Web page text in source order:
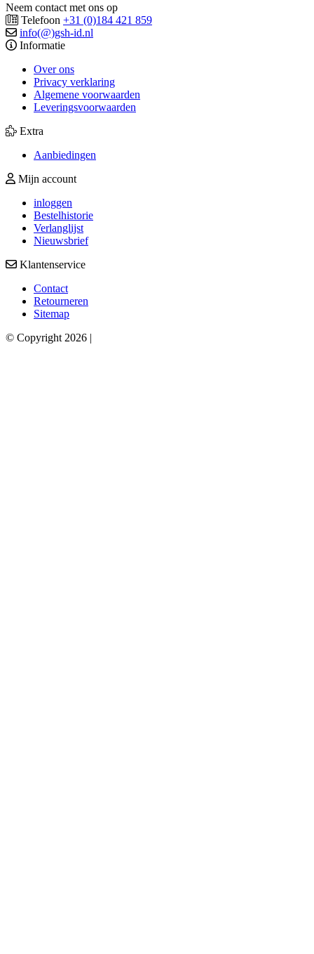
Neem contact met ons op
Telefoon +31 (0)184 421 859
info(@)gsh-id.nl
Informatie
Over ons
Privacy verklaring
Algemene voorwaarden
Leveringsvoorwaarden
Extra
Aanbiedingen
Mijn account
inloggen
Bestelhistorie
Verlanglijst
Nieuwsbrief
Klantenservice
Contact
Retourneren
Sitemap
© Copyright 2026 |